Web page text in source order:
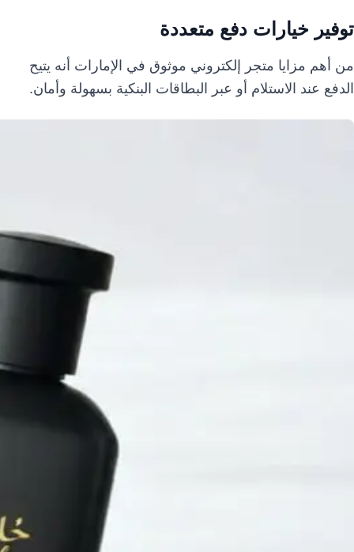
توفير خيارات دفع متعددة
من أهم مزايا متجر إلكتروني موثوق في الإمارات أنه يتيح
الدفع عند الاستلام أو عبر البطاقات البنكية بسهولة وأمان.